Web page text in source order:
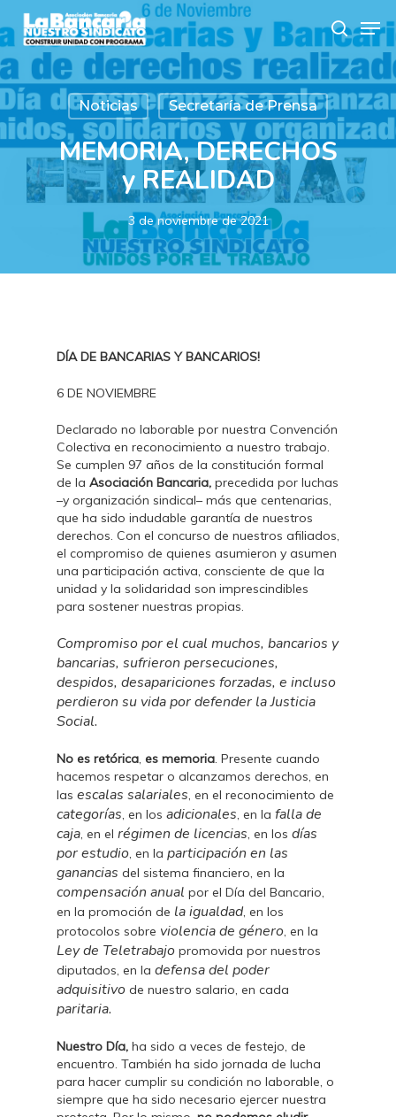
to
main
content
search
Noticias Secretaría de Prensa
MEMORIA, DERECHOS
y REALIDAD
3 de noviembre de 2021
DÍA DE BANCARIAS Y BANCARIOS!
6 DE NOVIEMBRE
Declarado no laborable por nuestra Convención
Colectiva en reconocimiento a nuestro trabajo.
Se cumplen 97 años de la constitución formal
de la Asociación Bancaria, precedida por luchas
–y organización sindical– más que centenarias,
que ha sido indudable garantía de nuestros
derechos. Con el concurso de nuestros afiliados,
el compromiso de quienes asumieron y asumen
una participación activa, consciente de que la
unidad y la solidaridad son imprescindibles
para sostener nuestras propias.
Compromiso por el cual muchos, bancarios y
bancarias, sufrieron persecuciones,
despidos, desapariciones forzadas, e incluso
perdieron su vida por defender la Justicia
Social.
No es retórica, es memoria. Presente cuando
hacemos respetar o alcanzamos derechos, en
las escalas salariales, en el reconocimiento de
categorías, en los adicionales, en la falla de
caja, en el régimen de licencias, en los días
por estudio, en la participación en las
ganancias del sistema financiero, en la
compensación anual por el Día del Bancario,
en la promoción de la igualdad, en los
protocolos sobre violencia de género, en la
Ley de Teletrabajo promovida por nuestros
diputados, en la defensa del poder
adquisitivo de nuestro salario, en cada
paritaria.
Nuestro Día, ha sido a veces de festejo, de
encuentro. También ha sido jornada de lucha
para hacer cumplir su condición no laborable, o
siempre que ha sido necesario ejercer nuestra